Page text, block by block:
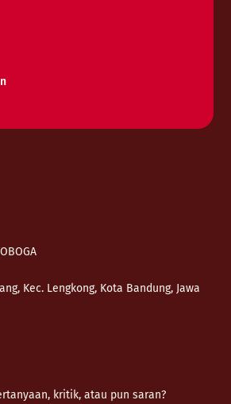
Kec. Lengkong, Kota Bandung, Jawa
kritik, atau pun saran?